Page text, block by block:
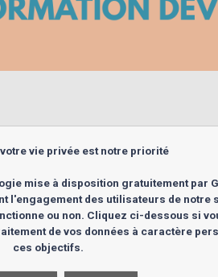
des
vie privée est notre priorité
mise à disposition gratuitement par
l'engagement des utilisateurs de notre
ou non. Cliquez ci-dessous si
de vos données à caractère
ces objectifs.